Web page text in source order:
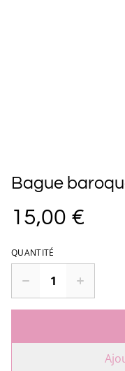
Bague
15,00 €
QUANTITÉ